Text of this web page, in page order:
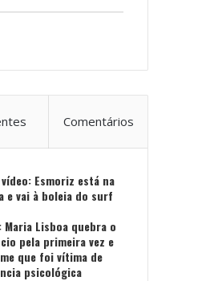
Comentários
vídeo: Esmoriz está na
e vai à boleia do surf
Maria Lisboa quebra o
pela primeira vez e
que foi vítima de
psicológica